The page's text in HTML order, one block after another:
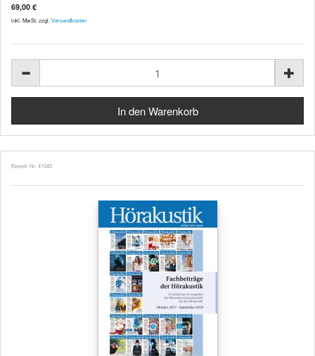
69,00 €
inkl. MwSt. zzgl. Versandkosten
Bestell-Nr. 41045